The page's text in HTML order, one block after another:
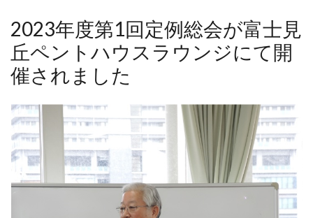
2023年度第1回定例総会が富士見
丘ペントハウスラウンジにて開
催されました